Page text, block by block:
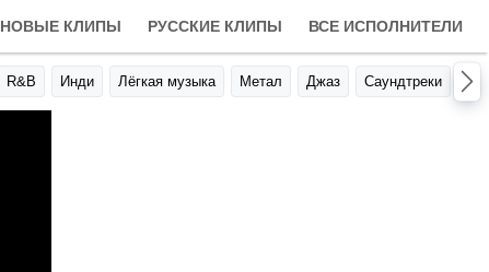
НОВЫЕ КЛИПЫ РУССКИЕ КЛИПЫ ВСЕ ИСПОЛНИТЕЛИ
R&B Инди Лёгкая музыка Метал Джаз Саундтреки